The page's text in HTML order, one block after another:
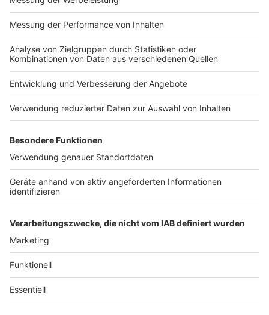
Impressum
Nutzungsbedingungen
Jobs
Presse
Werben
Archiv
ANTENNE BAYERN GROUP
Stiftung ANTENNE BAYERN
hilft
Teilnahmebedingungen
Grounding Page ANTENNE
BAYERN
Kontakt
Studio-Hotline
Verkehrs-Hotline
Datenschutz­erklärung
Newsletter